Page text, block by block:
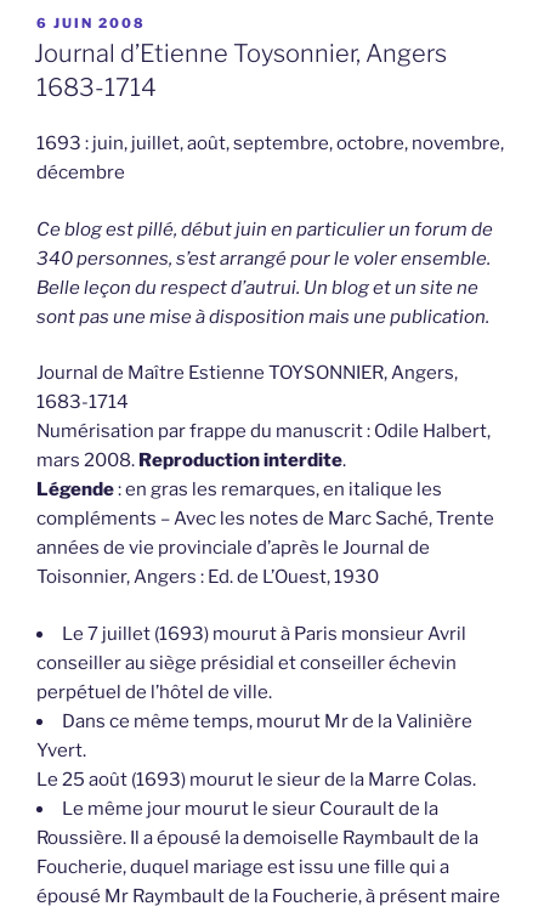
PUBLIÉ
LE
6 JUIN 2008
Journal d’Etienne Toysonnier, Angers
1683-1714
1693 : juin, juillet, août, septembre, octobre, novembre,
décembre
Ce blog est pillé, début juin en particulier un forum de
340 personnes, s’est arrangé pour le voler ensemble.
Belle leçon du respect d’autrui. Un blog et un site ne
sont pas une mise à disposition mais une publication.
Journal de Maître Estienne TOYSONNIER, Angers,
1683-1714
Numérisation par frappe du manuscrit : Odile Halbert,
mars 2008. Reproduction interdite.
Légende: en gras les remarques, en italique les
compléments – Avec les notes de Marc Saché, Trente
années de vie provinciale d’après le Journal de
Toisonnier, Angers : Ed. de L’Ouest, 1930
Le 7 juillet (1693) mourut à Paris monsieur Avril
conseiller au siège présidial et conseiller échevin
perpétuel de l’hôtel de ville.
Dans ce même temps, mourut Mr de la Valinière
Yvert.
Le 25 août (1693) mourut le sieur de la Marre Colas.
Le même jour mourut le sieur Courault de la
Roussière. Il a épousé la demoiselle Raymbault de la
Foucherie, duquel mariage est issu une fille qui a
épousé Mr Raymbault de la Foucherie, à présent maire